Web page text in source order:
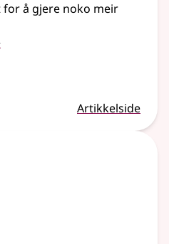
å gjere noko meir
Artikkelside